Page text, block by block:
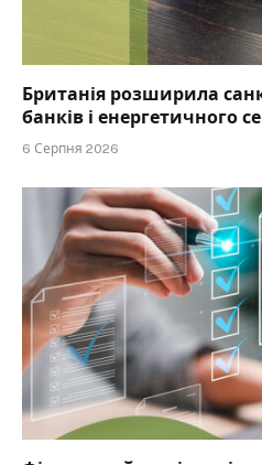
Британія розширила
банків і енергетичного
6 Серпня 2026